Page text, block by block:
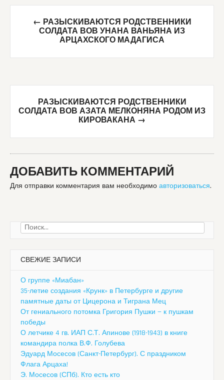
Post
navigation
← РАЗЫСКИВАЮТСЯ РОДСТВЕННИКИ
СОЛДАТА ВОВ УНАНА ВАНЬЯНА ИЗ
АРЦАХСКОГО МАДАГИСА
РАЗЫСКИВАЮТСЯ РОДСТВЕННИКИ
СОЛДАТА ВОВ АЗАТА МЕЛКОНЯНА РОДОМ ИЗ
КИРОВАКАНА →
ДОБАВИТЬ КОММЕНТАРИЙ
Для отправки комментария вам необходимо авторизоваться.
Найти:
СВЕЖИЕ ЗАПИСИ
О группе «Миабан»
35-летие создания «Крунк» в Петербурге и другие
памятные даты от Цицерона и Тиграна Мец
От гениального потомка Григория Пушки — к пушкам
победы
О летчике 4 гв. ИАП С.Т. Апинове (1918-1943) в книге
командира полка В.Ф. Голубева
Эдуард Мосесов (Санкт-Петербург). С праздником
Флага Арцаха!
Э. Мосесов (СПб). Кто есть кто